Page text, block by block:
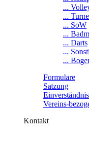
...
...
... SoW
...
... Darts
...
...
Formulare
Satzung
Vereins-
Kontakt